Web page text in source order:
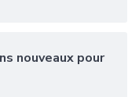
nouveaux pour